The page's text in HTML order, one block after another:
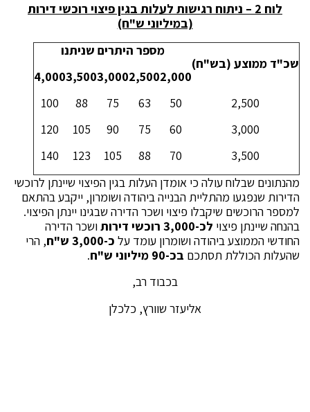
לוח 2 – ניתוח רגישות לעלות בגין פיצוי רוכשי דירות
(במיליוני ש"ח)
שכ"ד ממוצע (בש"ח)
מספר היתרים שניתנו
2,000
2,500
3,000
3,500
4,000
2,500
50
63
75
88
100
3,000
60
75
90
105
120
3,500
70
88
105
123
140
מהנתונים שבלוח עולה כי אומדן העלות בגין הפיצוי שיינתן לרוכשי
הדירות שנפגעו מהתליית הבנייה ביהודה ושומרון, ייקבע בהתאם
למספר הרוכשים שיקבלו פיצוי ושכר הדירה שבגינו יינתן הפיצוי.
בהנחה שיינתן פיצוי לכ-3,000 רוכשי דירות
ושכר הדירה
החודשי הממוצע ביהודה ושומרון עומד על כ-3,000 ש"ח
, הרי
שהעלות הכוללת תסתכם בכ-90 מיליוני ש"ח
.
בכבוד רב,
אליעזר שוורץ, כלכלן